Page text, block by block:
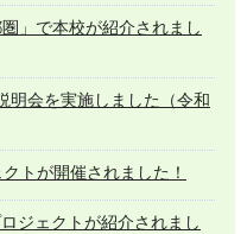
」で本校が紹介されまし
明会を実施しました（令和
トが開催されました！
ジェクトが紹介されまし